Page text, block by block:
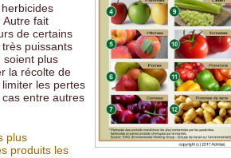
Autre fait
de certains
puissants
soient plus
la récolte de
les pertes
entre autres
plus
produits les